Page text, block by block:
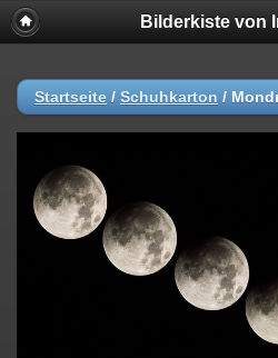
Bilderkiste von
Startseite / Schuhkarton /